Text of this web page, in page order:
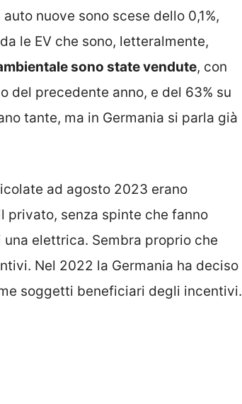
nuove sono scese dello 0,1%,
le EV che sono, letteralmente,
sono state vendute, con
del precedente anno, e del 63% su
tante, ma in Germania si parla già
ad agosto 2023 erano
privato, senza spinte che fanno
elettrica. Sembra proprio che
Nel 2022 la Germania ha deciso
soggetti beneficiari degli incentivi.